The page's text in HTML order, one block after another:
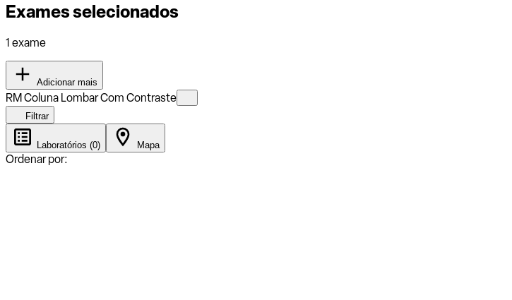
Exames selecionados
1 exame
Adicionar mais
RM Coluna Lombar Com Contraste
Filtrar
Laboratórios (0) Mapa
Ordenar por: